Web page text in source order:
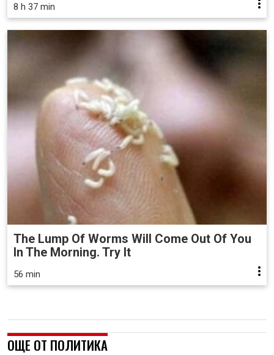
8 h 37 min
The Lump Of Worms Will Come Out Of You
In The Morning. Try It
56 min
ОЩЕ ОТ ПОЛИТИКА